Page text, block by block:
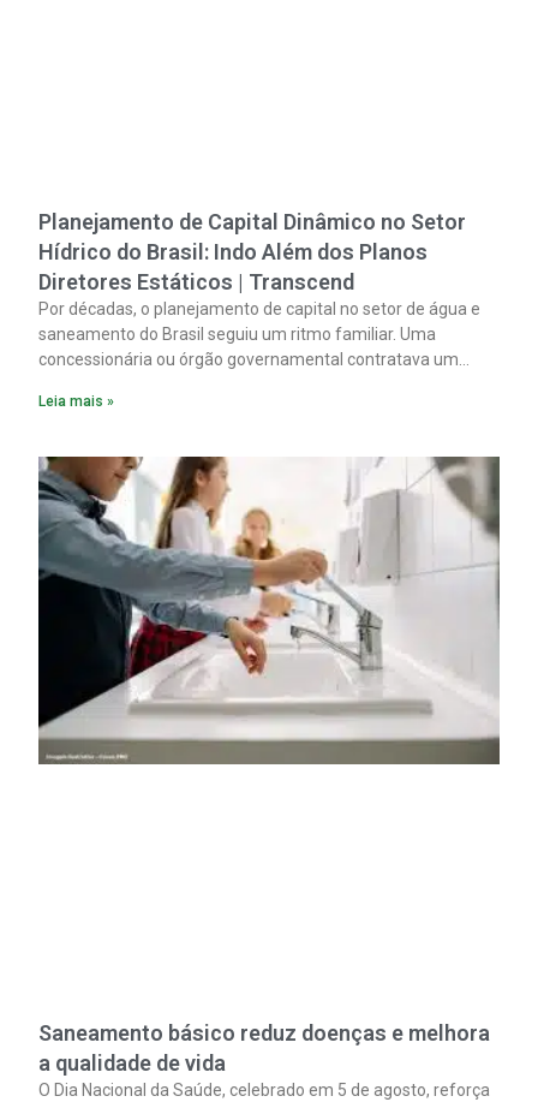
Planejamento de Capital Dinâmico no Setor
Hídrico do Brasil: Indo Além dos Planos
Diretores Estáticos | Transcend
Por décadas, o planejamento de capital no setor de água e
saneamento do Brasil seguiu um ritmo familiar. Uma
concessionária ou órgão governamental contratava um
Leia mais »
Saneamento básico reduz doenças e melhora
a qualidade de vida
O Dia Nacional da Saúde, celebrado em 5 de agosto, reforça